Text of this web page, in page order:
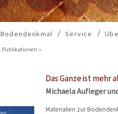
Bodendenkmal Service
Publikationen
Das Ganze ist mehr
Michaela Aufleger
Materialien zur